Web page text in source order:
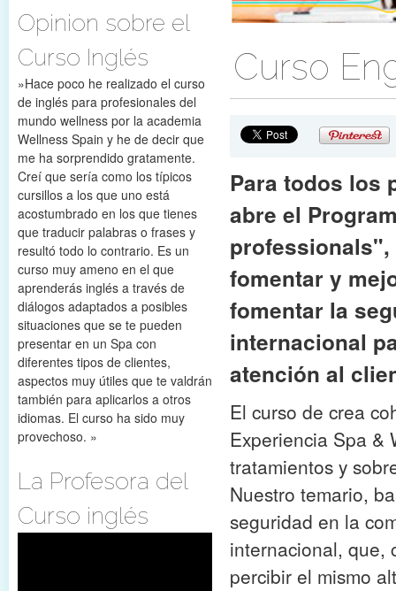
Opinion sobre el
Curso Inglés
»Hace poco he realizado el curso
de inglés para profesionales del
mundo wellness por la academia
Wellness Spain y he de decir que
me ha sorprendido gratamente.
Creí que sería como los típicos
cursillos a los que uno está
acostumbrado en los que tienes
que traducir palabras o frases y
resultó todo lo contrario. Es un
curso muy ameno en el que
aprenderás inglés a través de
diálogos adaptados a posibles
situaciones que se te pueden
presentar en un Spa con
diferentes tipos de clientes,
aspectos muy útiles que te valdrán
también para aplicarlos a otros
idiomas. El curso ha sido muy
provechoso. »
La Profesora del
Curso inglés
Curso
Para todos los
abre el
professionals",
fomentar y
fomentar la
internacional
atención al
El curso de crea
Experiencia Spa &
tratamientos y
Nuestro temario,
seguridad en la
internacional, que,
percibir el mismo